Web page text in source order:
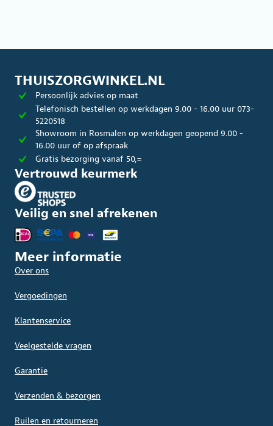
THUISZORGWINKEL.NL
Persoonlijk advies op maat
Telefonisch bestellen op werkdagen 9.00 - 16.00 uur 073-
5220518
Showroom in Rosmalen op werkdagen geopend 9.00 -
16.00 uur of op afspraak
Gratis bezorging vanaf 50,=
Vertrouwd keurmerk
Veilig en snel afrekenen
Meer informatie
Over ons
Vergoedingen
Klantenservice
Veelgestelde vragen
Garantie
Verzenden & bezorgen
Ruilen en retourneren